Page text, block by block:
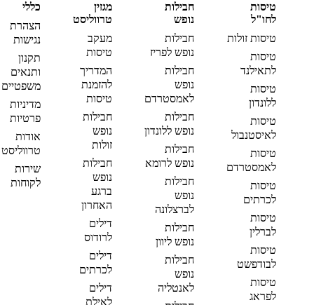
טיסות
לחו"ל
טיסות זולות
טיסות
לתאילנד
טיסות
ללונדון
טיסות
לאיסטנבול
טיסות
לאמסטרדם
טיסות
לכרתים
טיסות
לברלין
טיסות
לבודפשט
טיסות
לפראג
חבילות
נופש
חבילות
נופש לפריז
חבילות
נופש
לאמסטרדם
חבילות
נופש ללונדון
חבילות
נופש לרומא
חבילות
נופש
לברצלונה
חבילות
נופש ליוון
חבילות
נופש
לאנטליה
מגזין
טרווליסט
מעקב
טיסות
המדריך
להזמנת
טיסות
חבילות
נופש
זולות
חבילות
נופש
ברגע
האחרון
דילים
לרודוס
דילים
לכרתים
דילים
לאילת
כללי
הצהרת
נגישות
תקנון
ותנאים
משפטיים
מדיניות
פרטיות
אודות
טרווליסט
שירות
לקוחות